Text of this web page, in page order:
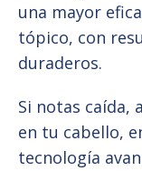
una mayor
tópico, con
duraderos.
Si notas caída,
en tu cabello,
tecnología